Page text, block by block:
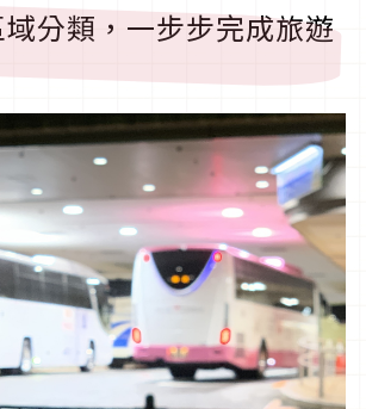
分類，一步步完成旅遊